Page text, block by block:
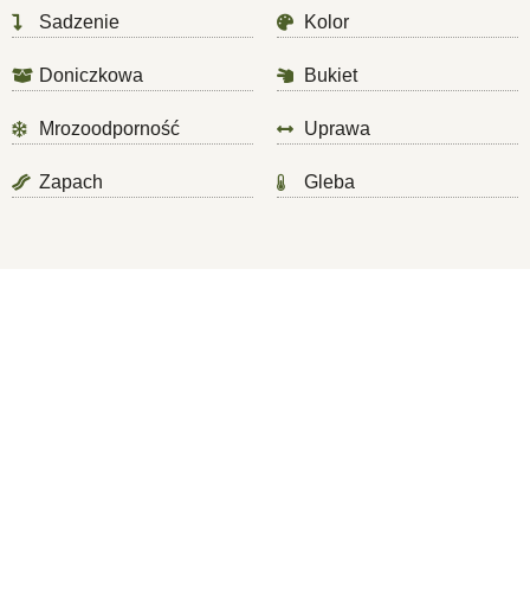
Sadzenie Kolor
Doniczkowa Bukiet
Mrozoodporność Uprawa
Zapach Gleba